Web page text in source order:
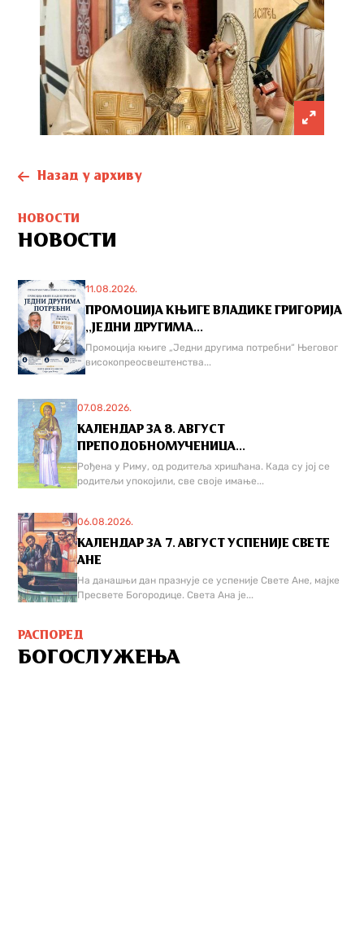
Назад у архиву
НОВОСТИ
НОВОСТИ
11.08.2026.
ПРОМОЦИЈА КЊИГЕ ВЛАДИКЕ ГРИГОРИЈА
,,ЈЕДНИ ДРУГИМА...
Промоција књиге „Једни другима потребни“ Његовог
високопреосвештенства...
07.08.2026.
КАЛЕНДАР ЗА 8. АВГУСТ
ПРЕПОДОБНОМУЧЕНИЦА...
Рођена у Риму, од родитеља хришћана. Када су јој се
родитељи упокојили, све своје имање...
06.08.2026.
КАЛЕНДАР ЗА 7. АВГУСТ УСПЕНИЈЕ СВЕТЕ
АНЕ
На данашњи дан празнује се успеније Свете Ане, мајке
Пресвете Богородице. Света Ана је...
РАСПОРЕД
БОГОСЛУЖЕЊА